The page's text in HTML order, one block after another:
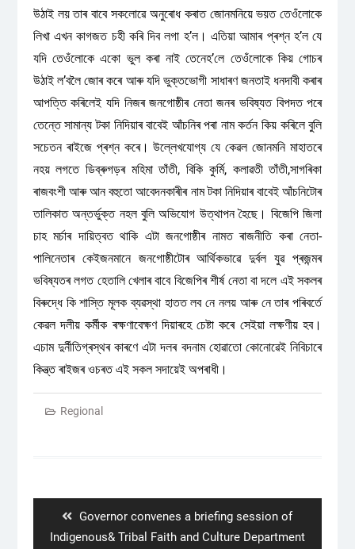
উঠাই লয় তাৰ বাবে সকলোৱে অনুৰোধ কৰাত জোনমনিয়ে ভয়ত তেওঁলোকে
লিখা এখন কাগজত চহী কৰি দিব লগা হ’ল। এতিয়া আমাৰ প্ৰশ্ন হ’ল যে
যদি তেওঁলোকে একো ভুল কৰা নাই তেনেহ’লে তেওঁলোকে কিয় গোচৰ
উঠাই ল’বলৈ জোৰ কৰে আৰু যদি ভুক্তভোগী সাধাৰণ জনতাই ধনদাবী কৰাৰ
আপত্তি কৰিলেই যদি নিজৰ জনগোষ্ঠীৰ নেতা জনৰ ভবিষ্যত বিপদত পৰে
তেন্তে সামান্য টকা নিদিয়াৰ বাবেই আঁচনিৰ পৰা নাম কৰ্তন কিয় কৰিলে বুলি
সচেতন ৰাইজে প্ৰশ্ন কৰে। উল্লেখযোগ্য যে কেৱল জোনমনি মাহাতৰে
নহয় লগতে ডিব্ৰুগড়ৰ মহিমা তাঁতী, বিকি কুৰ্মি, কলাৱতী তাঁতী,সাগৰিকা
ৰাজবংশী আৰু আন বহুতো আবেদনকাৰীৰ নাম টকা নিদিয়াৰ বাবেই আঁচনিটোৰ
তালিকাত অন্তৰ্ভুক্ত নহল বুলি অভিযোগ উত্থাপন হৈছে। বিজেপি জিলা
চাহ মৰ্চাৰ দায়িত্বত থাকি এটা জনগোষ্ঠীৰ নামত ৰাজনীতি কৰা নেতা-
পালিনেতাৰ কেইজনমানে জনগোষ্ঠীটোৰ আৰ্থিকভাৱে দুৰ্বল যুৱ প্ৰজন্মৰ
ভবিষ্যতৰ লগত হেতালি খেলাৰ বাবে বিজেপিৰ শীৰ্ষ নেতা বা দলে এই সকলৰ
বিৰুদ্ধে কি শাস্তি মূলক ব্যৱস্থা হাতত লব নে নলয় আৰু নে তাৰ পৰিবৰ্তে
কেৱল দলীয় কৰ্মীক ৰক্ষণাবেক্ষণ দিয়াৰহে চেষ্টা কৰে সেইয়া লক্ষণীয় হব।
এচাম দুৰ্নীতিগ্ৰস্থৰ কাৰণে এটা দলৰ বদনাম হোৱাতো কোনোৱেই নিবিচাৰে
কিন্ত্ত ৰাইজৰ ওচৰত এই সকল সদায়েই অপৰাধী।
Regional
Previous
post:
Governor convenes a briefing session of
Indigenous& Tribal Faith and Culture Department